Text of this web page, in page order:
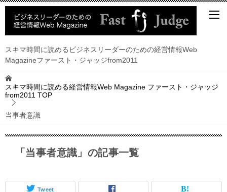
スキマ時間に読めるビジネスリーダーのための経営情報Web
Magazineファースト・ジャッジfrom2011
スキマ時間に読める経営情報Web Magazine ファースト・ジャッジ
from2011 TOP
当事者意識
「当事者意識」の記事一覧
Tweet